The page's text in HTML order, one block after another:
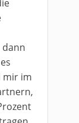
mir im